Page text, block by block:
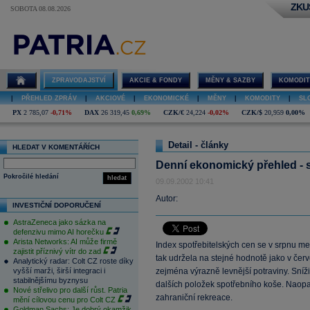
SOBOTA 08.08.2026
ZPRAVODAJSTVÍ AKCIE & FONDY MĚNY & SAZBY
PŘEHLED ZPRÁV AKCIOVÉ EKONOMICKÉ MĚNY KOMODITY
PX 2 785,07 -0,71% DAX 26 319,45 0,69% CZK/€ 24,224 -0,02% CZK/$ 20,959 0,00%
HLEDAT V KOMENTÁŘÍCH
hledat
Pokročilé hledání
INVESTIČNÍ DOPORUČENÍ
AstraZeneca jako sázka na
defenzivu mimo AI horečku
Arista Networks: AI může firmě
zajistit příznivý vítr do zad
Analytický radar: Colt CZ roste díky
vyšší marži, širší integraci i
stabilnějšímu byznysu
Nové střelivo pro další růst. Patria
mění cílovou cenu pro Colt CZ
Detail - články
Denní ekonomický přehled -
09.09.2002 10:41
Autor:
Index spotřebitelských cen se v srpnu
tak udržela na stejné hodnotě jako v
zejména výrazně levnější potraviny.
dalších položek spotřebního koše.
zahraniční rekreace.